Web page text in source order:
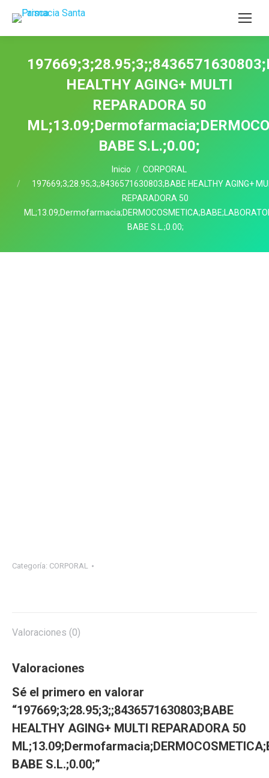
HEALTHY AGING+ MULTI
REPARADORA 50
BABE S.L.;0.00;
Inicio
CORPORAL
197669;3;28.95;3;;8436571630803;BABE HEALTHY AGING+
REPARADORA 50
BABE S.L.;0.00;
Categoría: CORPORAL
Valoraciones (0)
Valoraciones
Sé el primero en valorar
“197669;3;28.95;3;;8436571630803;BABE
HEALTHY AGING+ MULTI REPARADORA 50
BABE S.L.;0.00;”